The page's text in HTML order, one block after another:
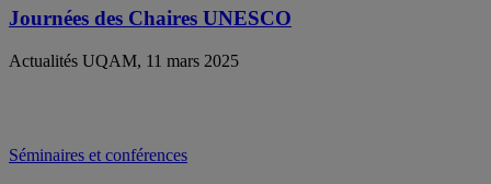
Journées des Chaires UNESCO
Actualités UQAM, 11 mars 2025
Séminaires et conférences